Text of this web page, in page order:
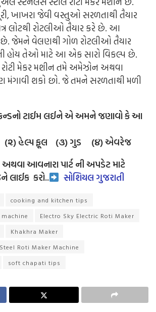
ખાખરા જેવી વસ્તુઓ સરળતાથી તૈયાર
લોટથી રોટલીઓ તૈયાર કરે છે. આ
છે. જેમને વેલણથી ગોળ રોટલીઓ તૈયાર
હોય તેઓ માટે આ એક સારો વિકલ્પ છે.
મેકર મશીન તમે અમેઝોન અથવા
મંગાવી શકો છો. જે તમને સરળતાથી મળી
ટાઈમ લઈને એ અમને જણાવો કે આ
(૨) હેલ્પ ફૂલ (૩) ગુડ (૪) એવરેજ
આવનારા પાર્ટ ની અપડેટ માટે
લાઈક કરો.. સોશિયલ ગુજરાતી
cooking and kitchen tips
Electro Sky Electric Roti Maker
Khakhra Maker
Roti Maker Machine
soft chapati tips